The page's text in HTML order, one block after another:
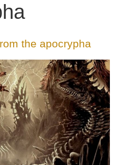
the apocrypha